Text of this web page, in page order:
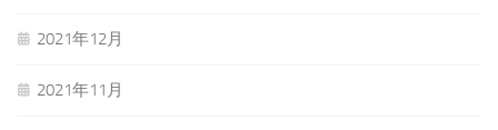
2021年12月
2021年11月